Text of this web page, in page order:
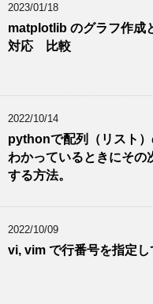
2023/01/18
matplotlib のグラフ作成
対応 比較
2022/10/14
pythonで配列（リスト
わかっているときにその
する方法。
2022/10/09
vi, vim で行番号を指定